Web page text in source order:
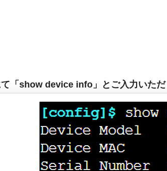
「show device info」とご入力いただ